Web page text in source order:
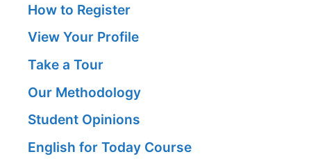
How to Register
View Your Profile
Take a Tour
Our Methodology
Student Opinions
English for Today Course